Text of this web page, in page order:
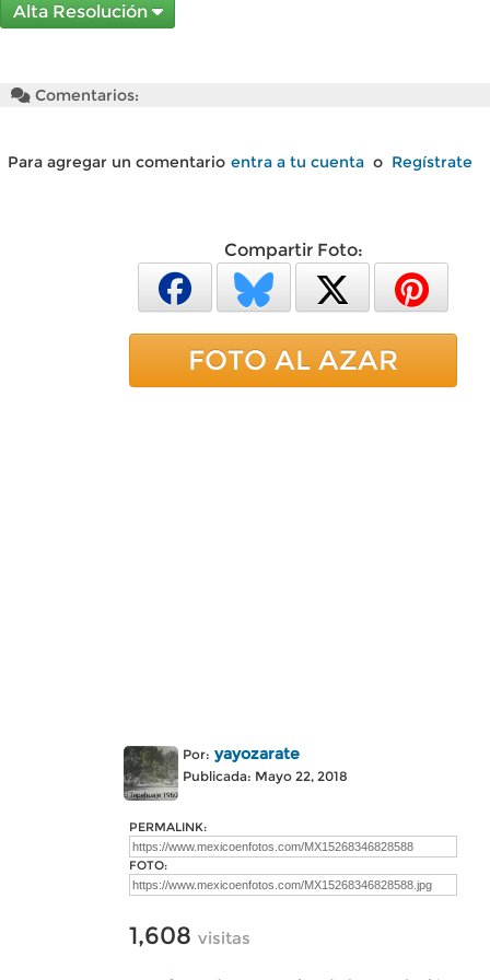
Alta Resolución
Comentarios:
Para agregar un comentario entra a tu cuenta o Regístrate
Compartir Foto:
FOTO AL AZAR
Por: yayozarate
Publicada: Mayo 22, 2018
PERMALINK:
FOTO:
1,608 visitas